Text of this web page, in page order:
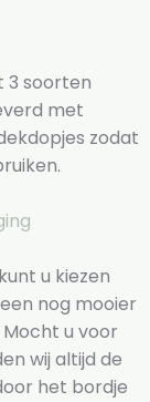
3 soorten
met
zodat
u kiezen
nog mooier
u voor
wij altijd de
het bordje